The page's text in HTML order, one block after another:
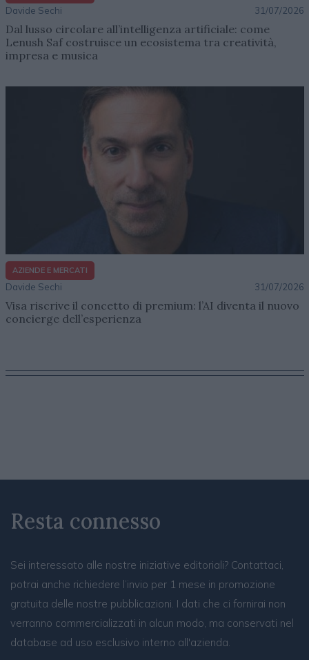
Davide Sechi 31/07/2026
Dal lusso circolare all’intelligenza artificiale: come
Lenush Saf costruisce un ecosistema tra creatività,
impresa e musica
AZIENDE E MERCATI
Davide Sechi 31/07/2026
Visa riscrive il concetto di premium: l’AI diventa il nuovo
concierge dell’esperienza
Resta connesso
Sei interessato alle nostre iniziative editoriali? Contattaci,
potrai anche richiedere l’invio per 1 mese in promozione
gratuita delle nostre pubblicazioni. I dati che ci fornirai non
verranno commercializzati in alcun modo, ma conservati nel
database ad uso esclusivo interno all'azienda.